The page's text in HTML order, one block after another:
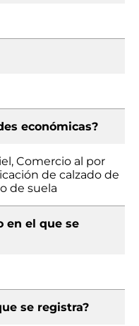
económicas?
Comercio al por
de calzado de
de suela
en el que se
se registra?